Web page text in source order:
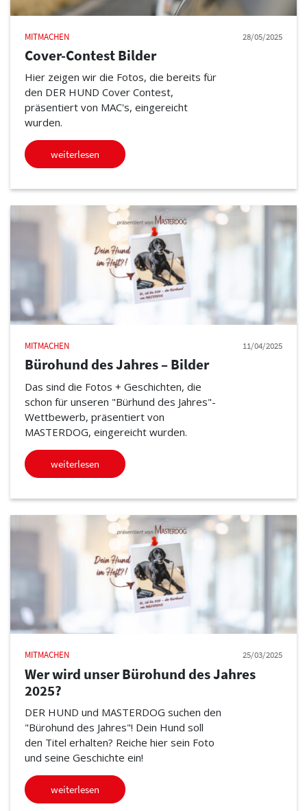
MITMACHEN 28/05/2025
Cover-Contest Bilder
Hier zeigen wir die Fotos, die bereits für
den DER HUND Cover Contest,
präsentiert von MAC's, eingereicht
wurden.
weiterlesen
MITMACHEN 11/04/2025
Bürohund des Jahres – Bilder
Das sind die Fotos + Geschichten, die
schon für unseren "Bürhund des Jahres"-
Wettbewerb, präsentiert von
MASTERDOG, eingereicht wurden.
weiterlesen
MITMACHEN 25/03/2025
Wer wird unser Bürohund des Jahres
2025?
DER HUND und MASTERDOG suchen den
"Bürohund des Jahres"! Dein Hund soll
den Titel erhalten? Reiche hier sein Foto
und seine Geschichte ein!
weiterlesen